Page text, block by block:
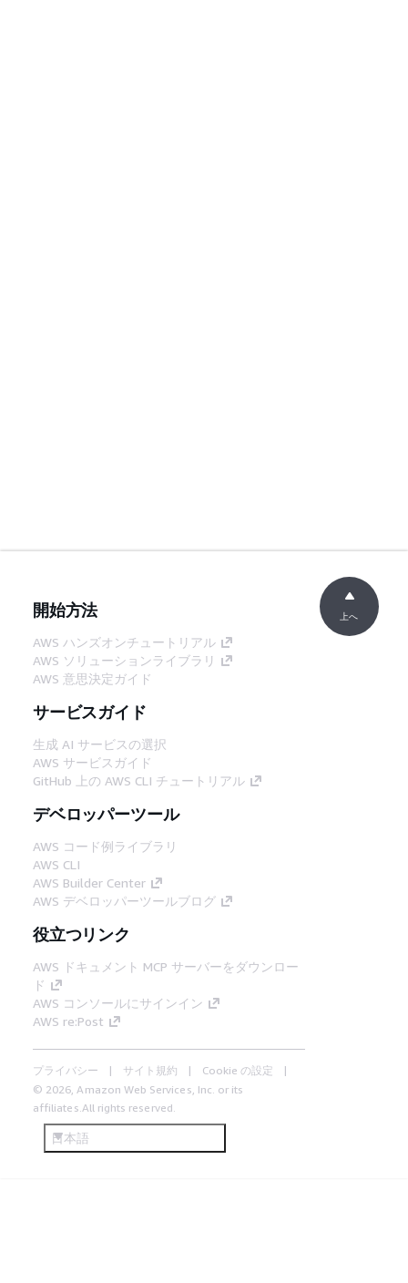
開始方法
AWS ハンズオンチュートリアル
AWS ソリューションライブラリ
AWS 意思決定ガイド
サービスガイド
生成 AI サービスの選択
AWS サービスガイド
GitHub 上の AWS CLI チュートリアル
デベロッパーツール
AWS コード例ライブラリ
AWS CLI
AWS Builder Center
AWS デベロッパーツールブログ
役立つリンク
AWS ドキュメント MCP サーバーをダウンロー
ド
AWS コンソールにサインイン
AWS re:Post
プライバシー サイト規約
Cookie の設定
© 2026, Amazon Web Services, Inc. or its
affiliates.All rights reserved.
日本語
上へ